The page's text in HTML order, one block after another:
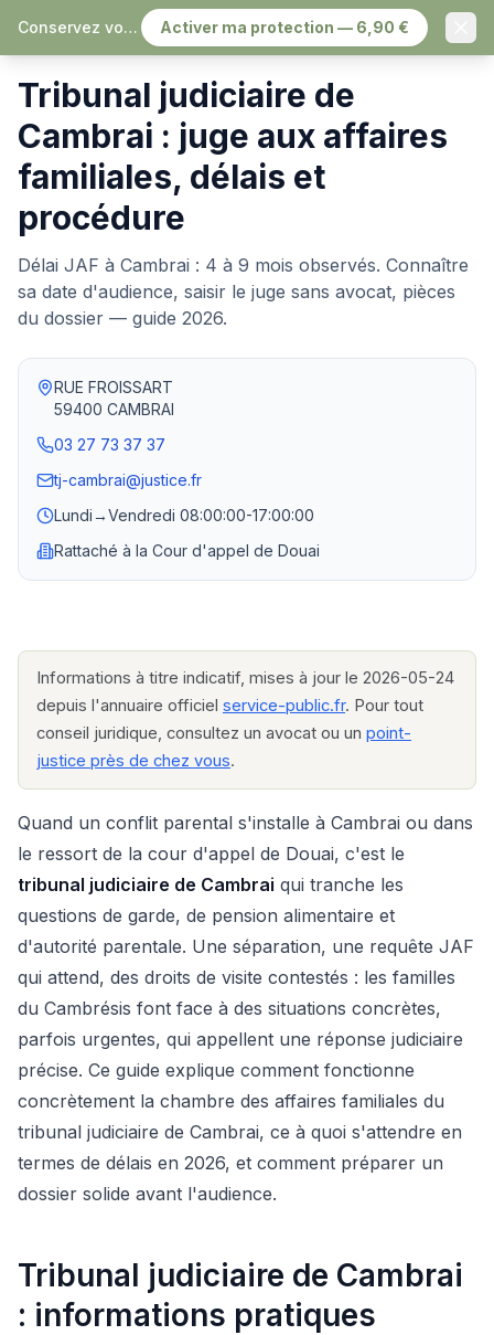
Conservez vos échanges, sereinement Activer ma protection — 6,90 €
Accueil › Tribunaux judiciaires › Cambrai
Tribunal judiciaire de
Cambrai : juge aux affaires
familiales, délais et
procédure
Délai JAF à Cambrai : 4 à 9 mois observés. Connaître
sa date d'audience, saisir le juge sans avocat, pièces
du dossier — guide 2026.
RUE FROISSART
59400 CAMBRAI
03 27 73 37 37
tj-cambrai@justice.fr
Lundi→Vendredi 08:00:00-17:00:00
Rattaché à la Cour d'appel de Douai
Informations à titre indicatif, mises à jour le 2026-05-24
depuis l'annuaire officiel service-public.fr. Pour tout
conseil juridique, consultez un avocat ou un point-
justice près de chez vous.
Quand un conflit parental s'installe à Cambrai ou dans
le ressort de la cour d'appel de Douai, c'est le
tribunal judiciaire de Cambrai qui tranche les
questions de garde, de pension alimentaire et
d'autorité parentale. Une séparation, une requête JAF
qui attend, des droits de visite contestés : les familles
du Cambrésis font face à des situations concrètes,
parfois urgentes, qui appellent une réponse judiciaire
précise. Ce guide explique comment fonctionne
concrètement la chambre des affaires familiales du
tribunal judiciaire de Cambrai, ce à quoi s'attendre en
termes de délais en 2026, et comment préparer un
dossier solide avant l'audience.
Tribunal judiciaire de Cambrai
: informations pratiques